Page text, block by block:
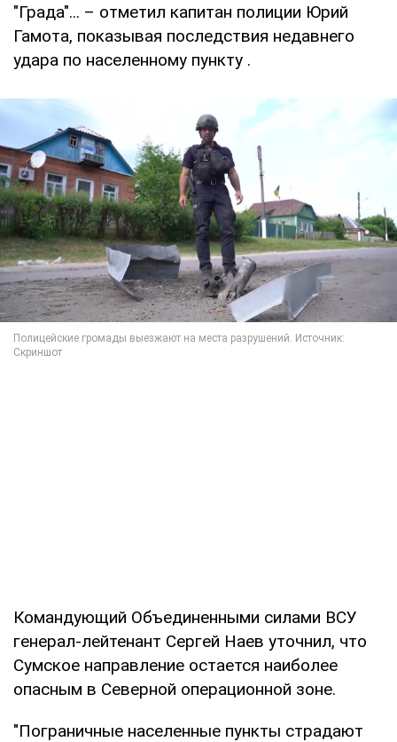
"Града"... – отметил капитан полиции Юрий
Гамота, показывая последствия недавнего
удара по населенному пункту .
Командующий Объединенными силами ВСУ
генерал-лейтенант Сергей Наев уточнил, что
Сумское направление остается наиболее
опасным в Северной операционной зоне.
"Пограничные населенные пункты страдают